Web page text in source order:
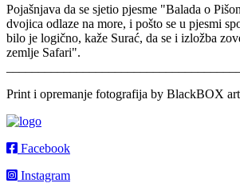
Pojašnjava da se sjetio pjesme "Balada o
dvojica odlaze na more, i pošto se u pjesmi
bilo je logično, kaže Surać, da se i izložba
zemlje Safari".
Print i opremanje fotografija by BlackBOX
Facebook
Instagram